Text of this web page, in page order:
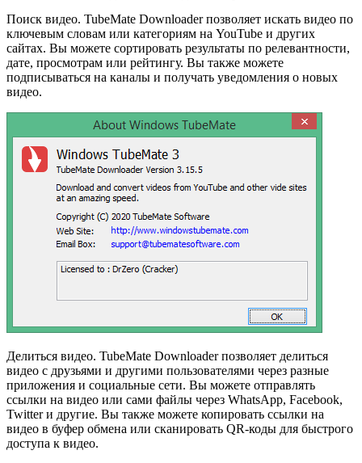
Поиск видео. TubeMate Downloader позволяет искать видео по
ключевым словам или категориям на YouTube и других
сайтах. Вы можете сортировать результаты по релевантности,
дате, просмотрам или рейтингу. Вы также можете
подписываться на каналы и получать уведомления о новых
видео.
Делиться видео. TubeMate Downloader позволяет делиться
видео с друзьями и другими пользователями через разные
приложения и социальные сети. Вы можете отправлять
ссылки на видео или сами файлы через WhatsApp, Facebook,
Twitter и другие. Вы также можете копировать ссылки на
видео в буфер обмена или сканировать QR-коды для быстрого
доступа к видео.